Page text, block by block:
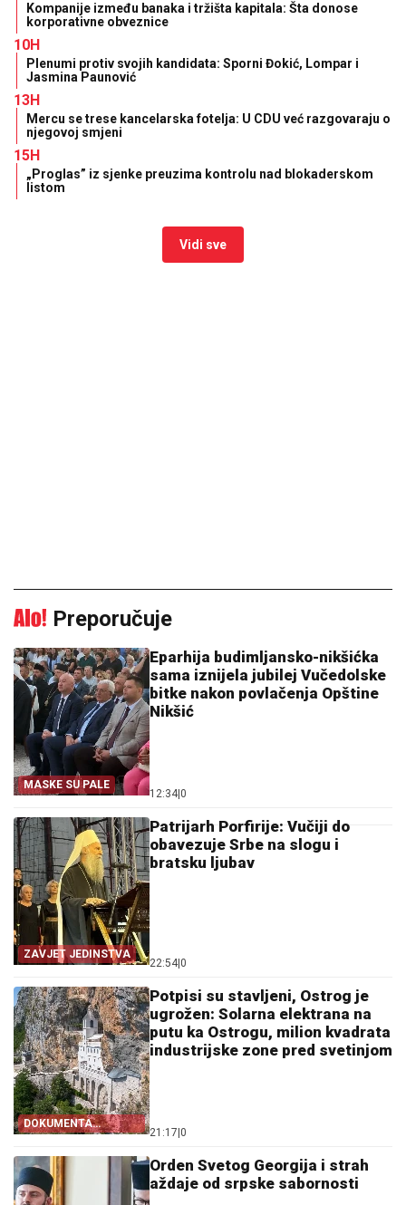
Kompanije između banaka i tržišta kapitala: Šta donose
korporativne obveznice
10H
Plenumi protiv svojih kandidata: Sporni Đokić, Lompar i
Jasmina Paunović
13H
Mercu se trese kancelarska fotelja: U CDU već razgovaraju o
njegovoj smjeni
15H
„Proglas” iz sjenke preuzima kontrolu nad blokaderskom
listom
Vidi sve
Preporučuje
MASKE SU PALE
Eparhija budimljansko-nikšićka
sama iznijela jubilej Vučedolske
bitke nakon povlačenja Opštine
Nikšić
12:34 0
ZAVJET JEDINSTVA
Patrijarh Porfirije: Vučiji do
obavezuje Srbe na slogu i
bratsku ljubav
22:54 0
DOKUMENTA
OTKRIVAJU
Potpisi su stavljeni, Ostrog je
ugrožen: Solarna elektrana na
putu ka Ostrogu, milion kvadrata
industrijske zone pred svetinjom
21:17 0
Orden Svetog Georgija i strah
aždaje od srpske sabornosti